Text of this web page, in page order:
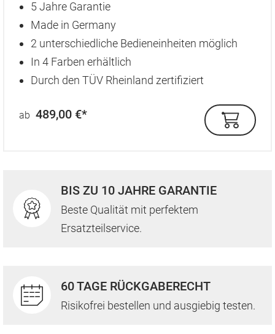
5 Jahre Garantie
Made in Germany
2 unterschiedliche Bedieneinheiten möglich
In 4 Farben erhältlich
Durch den TÜV Rheinland zertifiziert
ab 489,00 €*
BIS ZU 10 JAHRE GARANTIE
Beste Qualität mit perfektem
Ersatzteilservice.
60 TAGE RÜCKGABERECHT
Risikofrei bestellen und ausgiebig testen.